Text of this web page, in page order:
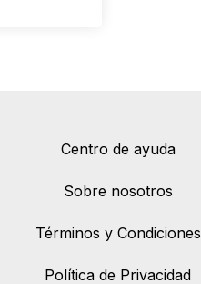
Centro de ayuda
Sobre nosotros
Términos y Condiciones
Política de Privacidad